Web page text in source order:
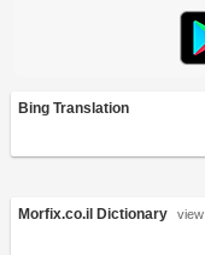
Bing Translation
Morfix.co.il Dictionary view